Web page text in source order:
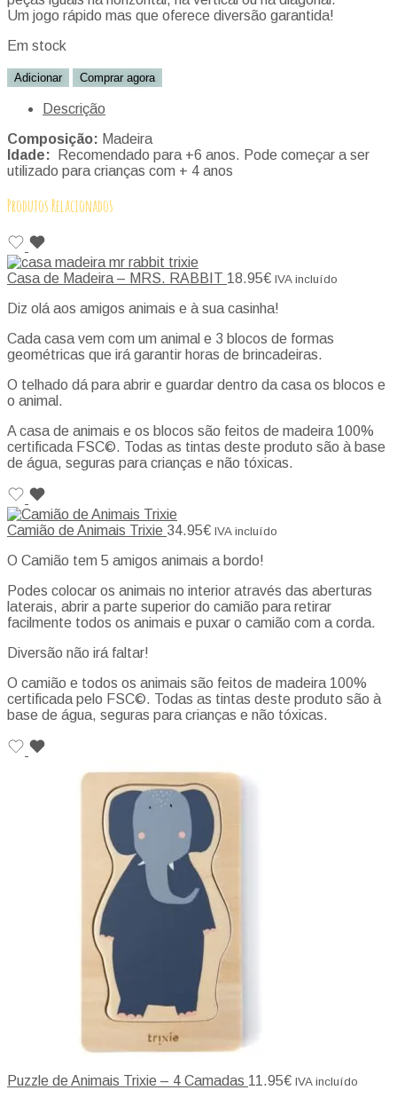
Um jogo rápido mas que oferece diversão garantida!
Em stock
Adicionar Comprar agora
Descrição
Composição: Madeira
Idade:
Recomendado para +6 anos. Pode começar a ser
utilizado para crianças com + 4 anos
Produtos Relacionados
Casa de Madeira – MRS. RABBIT 18.95€ IVA incluído
Diz olá aos amigos animais e à sua casinha!
Cada casa vem com um animal e 3 blocos de formas
geométricas que irá garantir horas de brincadeiras.
O telhado dá para abrir e guardar dentro da casa os blocos e
o animal.
A casa de animais e os blocos são feitos de madeira 100%
certificada FSC©. Todas as tintas deste produto são à base
de água, seguras para crianças e não tóxicas.
Camião de Animais Trixie 34.95€ IVA incluído
O Camião tem 5 amigos animais a bordo!
Podes colocar os animais no interior através das aberturas
laterais, abrir a parte superior do camião para retirar
facilmente todos os animais e puxar o camião com a corda.
Diversão não irá faltar!
O camião e todos os animais são feitos de madeira 100%
certificada pelo FSC©. Todas as tintas deste produto são à
base de água, seguras para crianças e não tóxicas.
Puzzle de Animais Trixie – 4 Camadas 11.95€ IVA incluído